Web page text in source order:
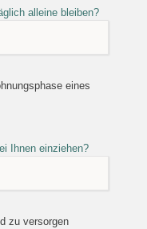
alleine bleiben?
eines
Ihnen einziehen?
zu versorgen